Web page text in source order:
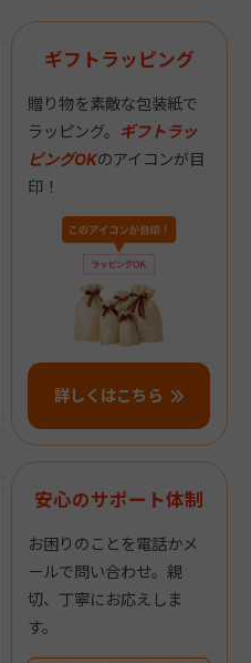
ギフトラッピング
贈り物を素敵な包装紙で
ラッピング。 ギフトラッ
ピングOKのアイコンが目
印！
詳しくはこちら
安心のサポート体制
お困りのことを電話かメ
ールで問い合わせ。親
切、丁寧にお応えしま
す。